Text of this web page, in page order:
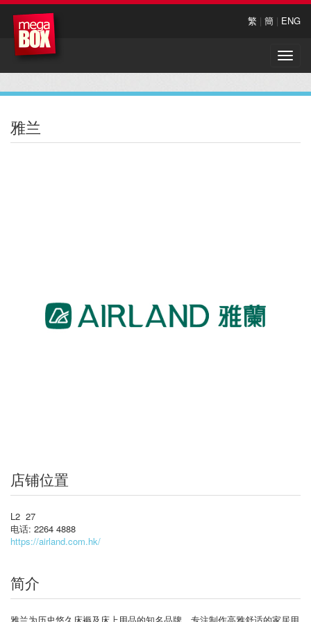
繁 | 簡 | ENG
Toggle
雅兰
店铺位置
L2 27
电话: 2264 4888
https://airland.com.hk/
简介